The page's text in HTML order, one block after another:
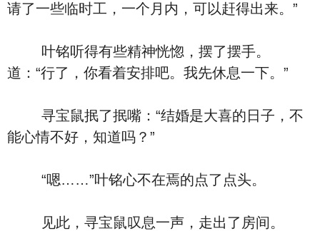
请了一些临时工，一个月内，可以赶得出来。”
叶铭听得有些精神恍惚，摆了摆手。
道：“行了，你看着安排吧。我先休息一下。”
寻宝鼠抿了抿嘴：“结婚是大喜的日子，不
能心情不好，知道吗？”
“嗯……”叶铭心不在焉的点了点头。
见此，寻宝鼠叹息一声，走出了房间。